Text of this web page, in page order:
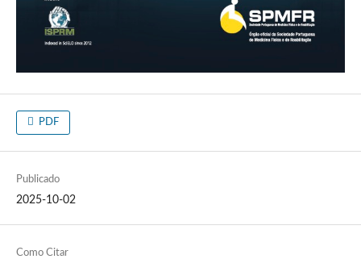
PDF
Publicado
2025-10-02
Como Citar